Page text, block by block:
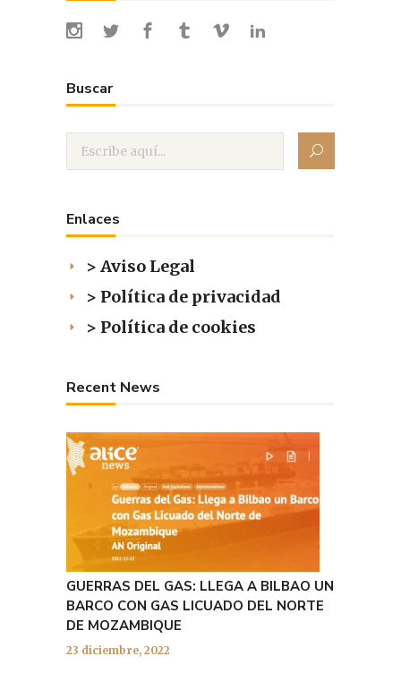
Buscar
Enlaces
> Aviso Legal
> Política de privacidad
> Política de cookies
Recent News
GUERRAS DEL GAS: LLEGA A BILBAO UN
BARCO CON GAS LICUADO DEL NORTE
DE MOZAMBIQUE
23 diciembre, 2022